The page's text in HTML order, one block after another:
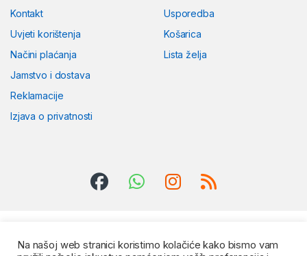
Kontakt
Uvjeti korištenja
Načini plaćanja
Jamstvo i dostava
Reklamacije
Izjava o privatnosti
Usporedba
Košarica
Lista želja
Na našoj web stranici koristimo kolačiće kako bismo vam